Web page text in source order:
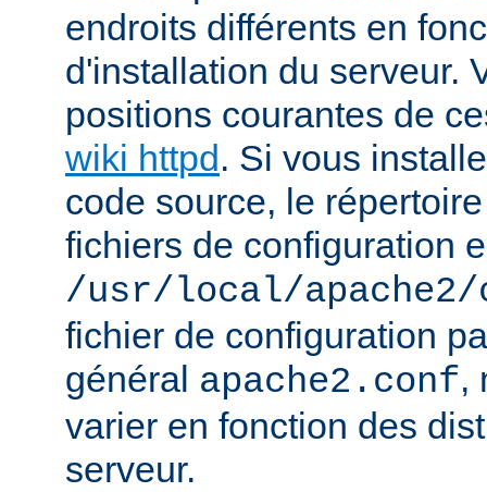
endroits différents en
d'installation du serveur.
positions courantes de
wiki httpd . Si vous
code source, le
fichiers de configuration
/usr/local/apache2/
fichier de configuration
général apache2.conf,
varier en fonction des
serveur.